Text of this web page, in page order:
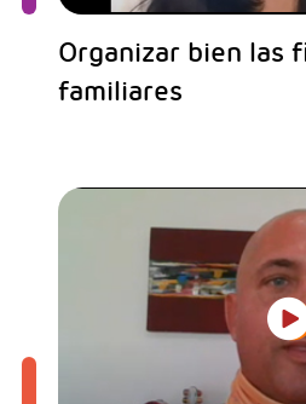
Organizar bien las
familiares